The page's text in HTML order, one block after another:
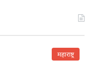
महाराष्ट्र